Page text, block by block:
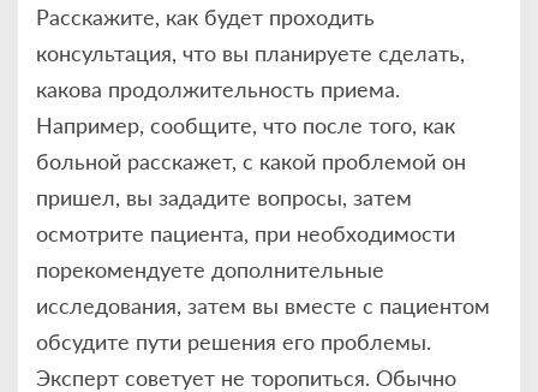
Расскажите, как будет проходить
консультация, что вы планируете сделать,
какова продолжительность приема.
Например, сообщите, что после того, как
больной расскажет, с какой проблемой он
пришел, вы зададите вопросы, затем
осмотрите пациента, при необходимости
порекомендуете дополнительные
исследования, затем вы вместе с пациентом
обсудите пути решения его проблемы.
Эксперт советует не торопиться. Обычно